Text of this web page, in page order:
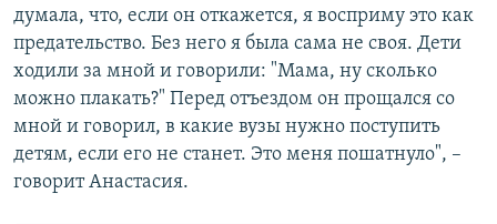
думала, что, если он откажется, я восприму это как
предательство. Без него я была сама не своя. Дети
ходили за мной и говорили: "Мама, ну сколько
можно плакать?" Перед отъездом он прощался со
мной и говорил, в какие вузы нужно поступить
детям, если его не станет. Это меня пошатнуло", –
говорит Анастасия.